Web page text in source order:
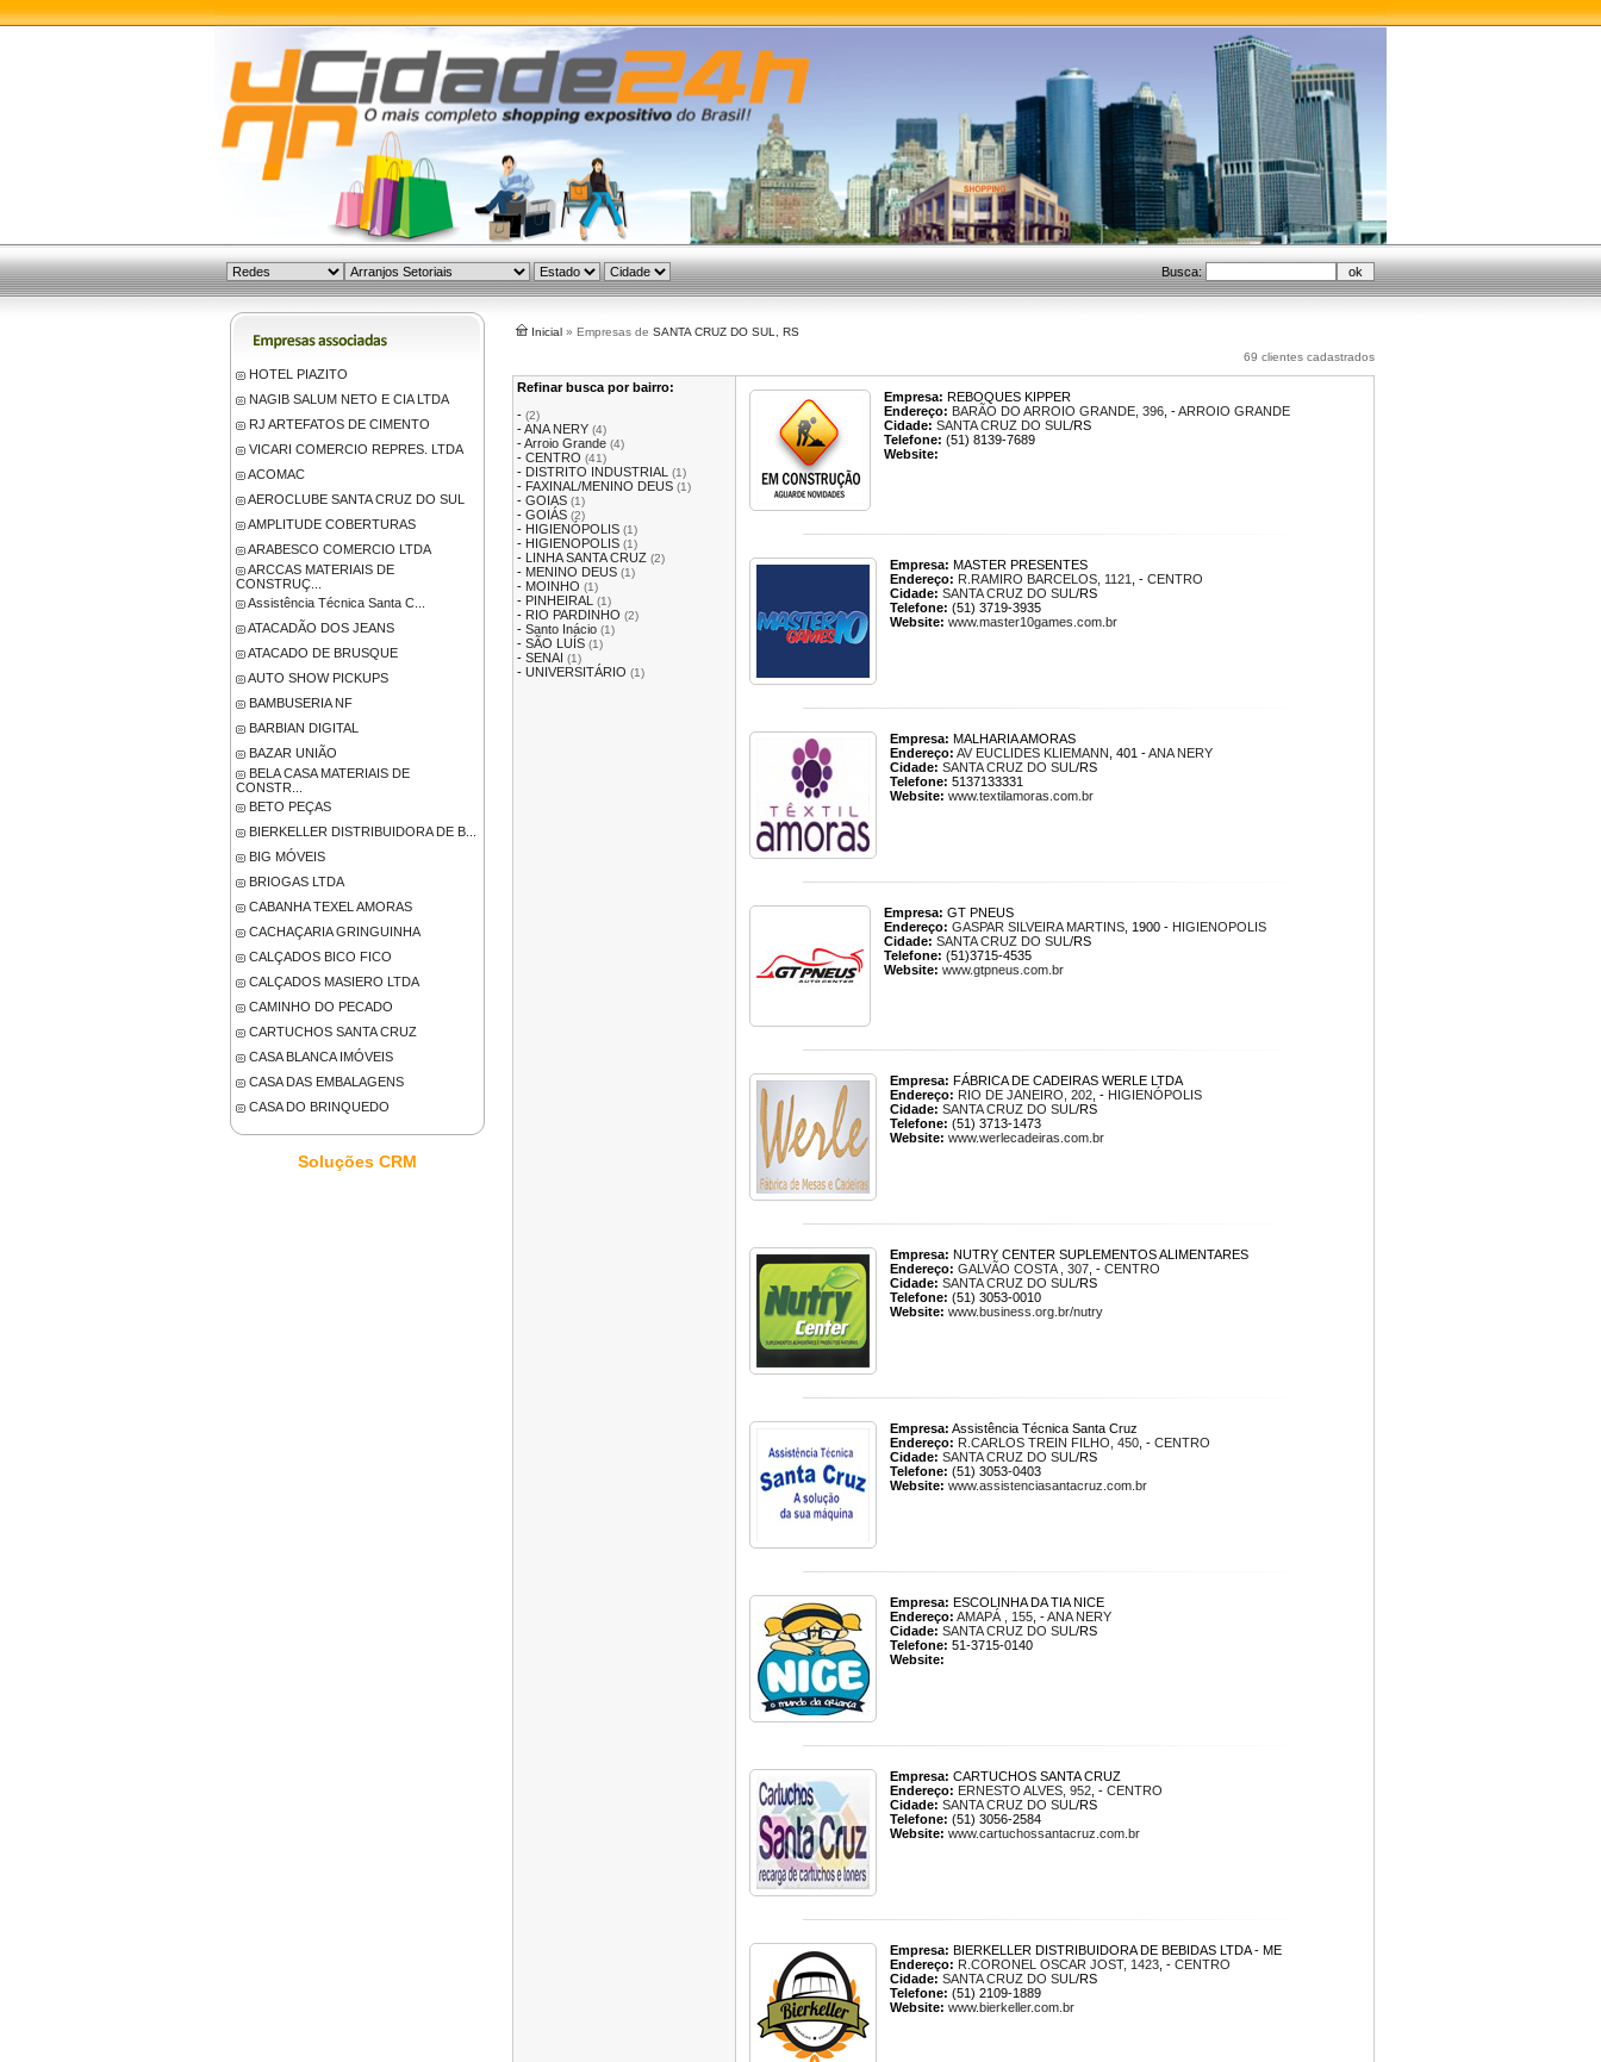
Busca:
HOTEL PIAZITO
NAGIB SALUM NETO E CIA LTDA
RJ ARTEFATOS DE CIMENTO
VICARI COMERCIO REPRES. LTDA
ACOMAC
AEROCLUBE SANTA CRUZ DO SUL
AMPLITUDE COBERTURAS
ARABESCO COMERCIO LTDA
ARCCAS MATERIAIS DE
CONSTRUÇ...
Assistência Técnica Santa C...
ATACADÃO DOS JEANS
ATACADO DE BRUSQUE
AUTO SHOW PICKUPS
BAMBUSERIA NF
BARBIAN DIGITAL
BAZAR UNIÃO
BELA CASA MATERIAIS DE
CONSTR...
BETO PEÇAS
BIERKELLER DISTRIBUIDORA DE B...
BIG MÓVEIS
BRIOGAS LTDA
CABANHA TEXEL AMORAS
CACHAÇARIA GRINGUINHA
CALÇADOS BICO FICO
CALÇADOS MASIERO LTDA
CAMINHO DO PECADO
CARTUCHOS SANTA CRUZ
CASA BLANCA IMÓVEIS
CASA DAS EMBALAGENS
CASA DO BRINQUEDO
Soluções CRM
Inicial » Empresas de SANTA CRUZ DO SUL, RS
69 clientes cadastrados
Refinar busca por bairro:
- (2)
-ANA NERY (4)
-Arroio Grande (4)
- CENTRO (41)
- DISTRITO INDUSTRIAL (1)
- FAXINAL/MENINO DEUS (1)
- GOIAS (1)
- GOIÁS (2)
- HIGIENÓPOLIS (1)
- HIGIENOPOLIS (1)
- LINHA SANTA CRUZ (2)
- MENINO DEUS (1)
- MOINHO (1)
- PINHEIRAL (1)
- RIO PARDINHO (2)
- Santo Inácio (1)
- SÃO LUÍS (1)
- SENAI (1)
- UNIVERSITÁRIO (1)
Empresa: REBOQUES KIPPER
Endereço: BARÃO DO ARROIO GRANDE, 396 , -ARROIO GRANDE
Cidade: SANTA CRUZ DO SUL /RS
Telefone: (51) 8139-7689
Website:
Empresa: MASTER PRESENTES
Endereço: R.RAMIRO BARCELOS, 1121 , - CENTRO
Cidade: SANTA CRUZ DO SUL /RS
Telefone: (51) 3719-3935
Website: www.master10games.com.br
Empresa: MALHARIA AMORAS
Endereço: AV EUCLIDES KLIEMANN , 401 -ANA NERY
Cidade: SANTA CRUZ DO SUL /RS
Telefone: 5137133331
Website: www.textilamoras.com.br
Empresa: GT PNEUS
Endereço: GASPAR SILVEIRA MARTINS , 1900 - HIGIENOPOLIS
Cidade: SANTA CRUZ DO SUL /RS
Telefone: (51)3715-4535
Website: www.gtpneus.com.br
Empresa: FÁBRICA DE CADEIRAS WERLE LTDA
Endereço: RIO DE JANEIRO, 202 , - HIGIENÓPOLIS
Cidade: SANTA CRUZ DO SUL /RS
Telefone: (51) 3713-1473
Website: www.werlecadeiras.com.br
Empresa: NUTRY CENTER SUPLEMENTOS ALIMENTARES
Endereço: GALVÃO COSTA , 307 , - CENTRO
Cidade: SANTA CRUZ DO SUL /RS
Telefone: (51) 3053-0010
Website: www.business.org.br/nutry
Empresa: Assistência Técnica Santa Cruz
Endereço: R.CARLOS TREIN FILHO, 450 , - CENTRO
Cidade: SANTA CRUZ DO SUL /RS
Telefone: (51) 3053-0403
Website: www.assistenciasantacruz.com.br
Empresa: ESCOLINHA DA TIA NICE
Endereço: AMAPÁ , 155 , -ANA NERY
Cidade: SANTA CRUZ DO SUL /RS
Telefone: 51-3715-0140
Website:
Empresa: CARTUCHOS SANTA CRUZ
Endereço: ERNESTO ALVES, 952 , - CENTRO
Cidade: SANTA CRUZ DO SUL /RS
Telefone: (51) 3056-2584
Website: www.cartuchossantacruz.com.br
Empresa: BIERKELLER DISTRIBUIDORA DE BEBIDAS LTDA - ME
Endereço: R.CORONEL OSCAR JOST, 1423 , - CENTRO
Cidade: SANTA CRUZ DO SUL /RS
Telefone: (51) 2109-1889
Website: www.bierkeller.com.br